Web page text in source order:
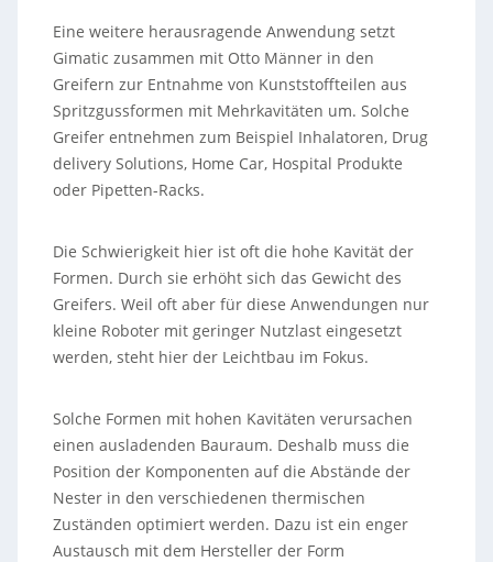
Eine weitere herausragende Anwendung setzt
Gimatic zusammen mit Otto Männer in den
Greifern zur Entnahme von Kunststoffteilen aus
Spritzgussformen mit Mehrkavitäten um. Solche
Greifer entnehmen zum Beispiel Inhalatoren, Drug
delivery Solutions, Home Car, Hospital Produkte
oder Pipetten-Racks.
Die Schwierigkeit hier ist oft die hohe Kavität der
Formen. Durch sie erhöht sich das Gewicht des
Greifers. Weil oft aber für diese Anwendungen nur
kleine Roboter mit geringer Nutzlast eingesetzt
werden, steht hier der Leichtbau im Fokus.
Solche Formen mit hohen Kavitäten verursachen
einen ausladenden Bauraum. Deshalb muss die
Position der Komponenten auf die Abstände der
Nester in den verschiedenen thermischen
Zuständen optimiert werden. Dazu ist ein enger
Austausch mit dem Hersteller der Form